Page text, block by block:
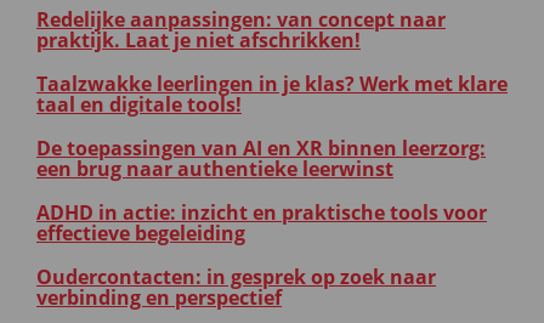
Redelijke aanpassingen: van concept naar
praktijk. Laat je niet afschrikken!
Taalzwakke leerlingen in je klas? Werk met klare
taal en digitale tools!
De toepassingen van AI en XR binnen leerzorg:
een brug naar authentieke leerwinst
ADHD in actie: inzicht en praktische tools voor
effectieve begeleiding
Oudercontacten: in gesprek op zoek naar
verbinding en perspectief